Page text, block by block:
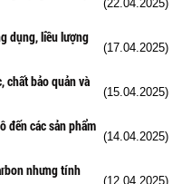
(22.04.2025)
dụng, liều lượng
(17.04.2025)
chất bảo quản và
(15.04.2025)
đến các sản phẩm
(14.04.2025)
nhưng tính
(12.04.2025)